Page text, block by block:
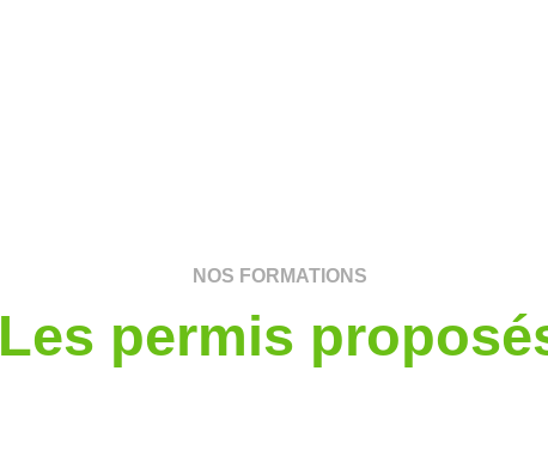
NOS FORMATIONS
Les permis